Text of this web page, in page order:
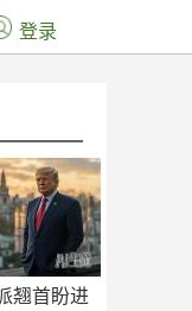
翘首盼进
登录